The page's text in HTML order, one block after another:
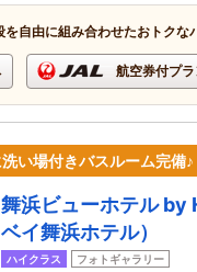
を自由に組み合わせたおトクな
航空券付プ
い場付きバスルーム完備♪
舞浜ビューホテル by
ベイ舞浜ホテル）
ハイクラス フォトギャラリー